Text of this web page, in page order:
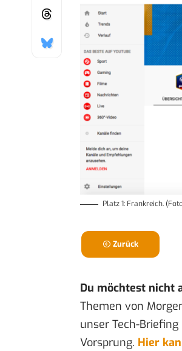
Platz 1: Frankreich.
Zurück
Du möchtest nicht
Themen von
unser Tech-
Vorsprung. Hier